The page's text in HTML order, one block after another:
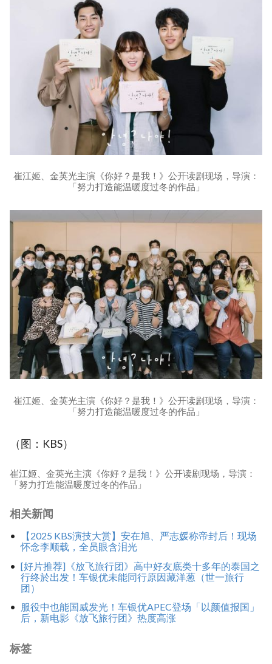
崔江姬、金英光主演《你好？是我！》公开读剧现场，导演：
「努力打造能温暖度过冬的作品」
崔江姬、金英光主演《你好？是我！》公开读剧现场，导演：
「努力打造能温暖度过冬的作品」
（图：KBS）
崔江姬、金英光主演《你好？是我！》公开读剧现场，导演：
「努力打造能温暖度过冬的作品」
相关新闻
【2025 KBS演技大赏】安在旭、严志媛称帝封后！现场
怀念李顺载，全员眼含泪光
[好片推荐]《放飞旅行团》高中好友底类十多年的泰国之
行终於出发！车银优未能同行原因藏洋葱（世一旅行
团）
服役中也能国威发光！车银优APEC登场「以颜值报国」
后，新电影《放飞旅行团》热度高涨
标签